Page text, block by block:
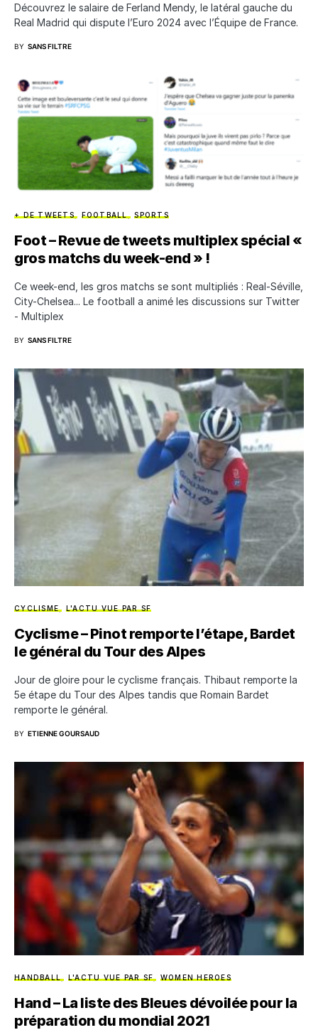
Découvrez le salaire de Ferland Mendy, le latéral gauche du
Real Madrid qui dispute l’Euro 2024 avec l’Équipe de France.
BY SANS FILTRE
+ DE TWEETS FOOTBALL SPORTS
Foot – Revue de tweets multiplex spécial «
gros matchs du week-end » !
Ce week-end, les gros matchs se sont multipliés : Real-Séville,
City-Chelsea... Le football a animé les discussions sur Twitter
- Multiplex
BY SANS FILTRE
CYCLISME L'ACTU VUE PAR SF
Cyclisme – Pinot remporte l’étape, Bardet
le général du Tour des Alpes
Jour de gloire pour le cyclisme français. Thibaut remporte la
5e étape du Tour des Alpes tandis que Romain Bardet
remporte le général.
BY ETIENNE GOURSAUD
HANDBALL L'ACTU VUE PAR SF WOMEN HEROES
Hand – La liste des Bleues dévoilée pour la
préparation du mondial 2021